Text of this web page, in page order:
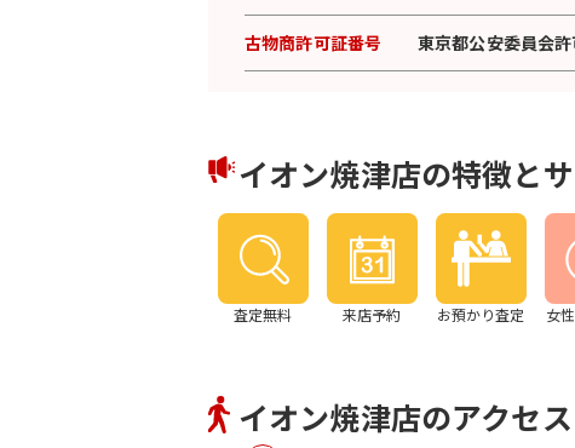
古物商許可証番号 東京都公安委員会
イオン焼津店の特徴と
査定無料 来店予約 お預かり査定 女
イオン焼津店のアクセス